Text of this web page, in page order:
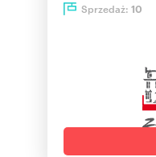
Sprzedaż: 10